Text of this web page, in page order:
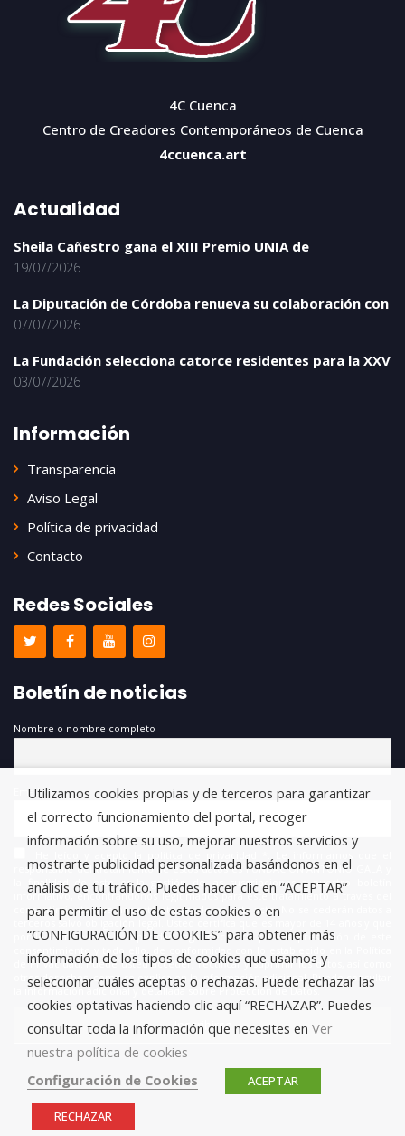
4C Cuenca
Centro de Creadores Contemporáneos de Cuenca
4ccuenca.art
Actualidad
Sheila Cañestro gana el XIII Premio UNIA de
19/07/2026
La Diputación de Córdoba renueva su colaboración con
07/07/2026
La Fundación selecciona catorce residentes para la XXV
03/07/2026
Información
Transparencia
Aviso Legal
Política de privacidad
Contacto
Redes Sociales
Boletín de noticias
Nombre o nombre completo
Email
responsable del tratamiento de estos datos es FUNDACIÓN ANTONIO GALA y
la finalidad de este es la gestión de las suscripciones a nuestro boletín
informativo, encontrándonos legitimados para este tratamiento a través del
consentimiento que nos está otorgando en este acto. No se cederán datos a
terceros salvo obligación legal. Usted certifica que es mayor de 14 años y que
por lo tanto posee la capacidad legal necesaria para la prestación de este
de Privacidad. Puede usted acceder, rectificar y suprimir los datos, así como
otros derechos, como se explica en la información adicional. Puede consultar
la información adicional y detallada sobre Protección de Datos.
Utilizamos cookies propias y de terceros para garantizar
el correcto funcionamiento del portal, recoger
información sobre su uso, mejorar nuestros servicios y
mostrarte publicidad personalizada basándonos en el
análisis de tu tráfico. Puedes hacer clic en “ACEPTAR”
para permitir el uso de estas cookies o en
“CONFIGURACIÓN DE COOKIES” para obtener más
información de los tipos de cookies que usamos y
seleccionar cuáles aceptas o rechazas. Puede rechazar las
cookies optativas haciendo clic aquí “RECHAZAR”. Puedes
consultar toda la información que necesites en Ver
nuestra política de cookies
Configuración de Cookies
ACEPTAR
RECHAZAR